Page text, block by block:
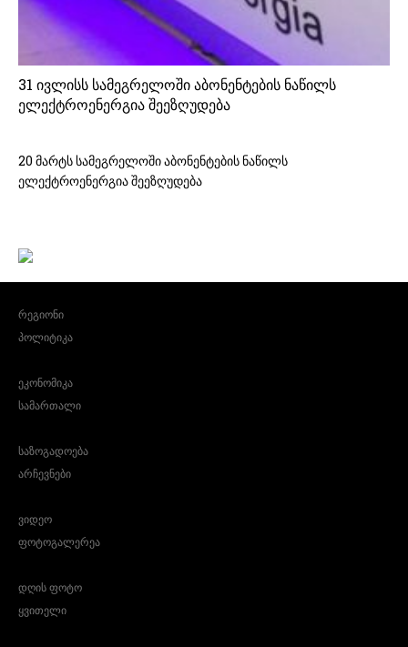
31 ივლისს სამეგრელოში აბონენტების ნაწილს
ელექტროენერგია შეეზღუდება
20 მარტს სამეგრელოში აბონენტების ნაწილს
ელექტროენერგია შეეზღუდება
რეგიონი
პოლიტიკა
ეკონომიკა
სამართალი
საზოგადოება
არჩევნები
ვიდეო
ფოტოგალერეა
დღის ფოტო
ყვითელი